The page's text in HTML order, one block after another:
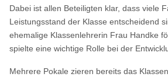
Dabei ist allen Beteiligten klar, dass viele
Leistungsstand der Klasse entscheidend
ehemalige Klassenlehrerin Frau Handke
spielte eine wichtige Rolle bei der
Mehrere Pokale zieren bereits das